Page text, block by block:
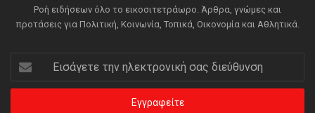
Ροή ειδήσεων όλο το εικοσιτετράωρο. Άρθρα, γνώμες και
προτάσεις για Πολιτική, Κοινωνία, Τοπικά, Οικονομία και Αθλητικά.
Εισάγετε
την
ηλεκτρονική